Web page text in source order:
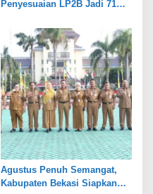
Penyesuaian LP2B Jadi 71
Industri dan Pertanian
Agustus Penuh Semangat,
Kabupaten Bekasi Siapkan